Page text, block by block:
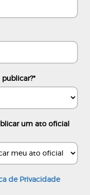
*
um ato oficial
de Privacidade